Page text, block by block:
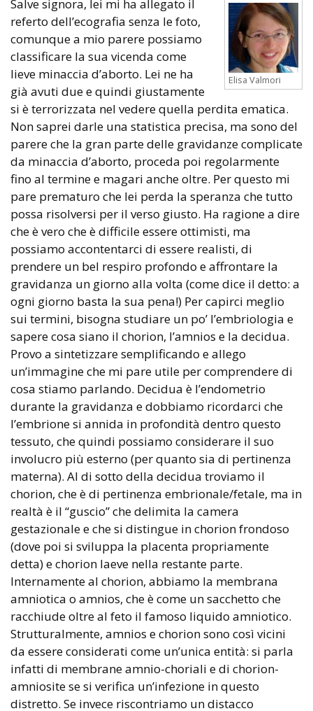
Elisa Valmori
Salve signora, lei mi ha allegato il
referto dell’ecografia senza le foto,
comunque a mio parere possiamo
classificare la sua vicenda come
lieve minaccia d’aborto. Lei ne ha
già avuti due e quindi giustamente
si è terrorizzata nel vedere quella perdita ematica.
Non saprei darle una statistica precisa, ma sono del
parere che la gran parte delle gravidanze complicate
da minaccia d’aborto, proceda poi regolarmente
fino al termine e magari anche oltre. Per questo mi
pare prematuro che lei perda la speranza che tutto
possa risolversi per il verso giusto. Ha ragione a dire
che è vero che è difficile essere ottimisti, ma
possiamo accontentarci di essere realisti, di
prendere un bel respiro profondo e affrontare la
gravidanza un giorno alla volta (come dice il detto: a
ogni giorno basta la sua pena!) Per capirci meglio
sui termini, bisogna studiare un po’ l’embriologia e
sapere cosa siano il chorion, l’amnios e la decidua.
Provo a sintetizzare semplificando e allego
un’immagine che mi pare utile per comprendere di
cosa stiamo parlando. Decidua è l’endometrio
durante la gravidanza e dobbiamo ricordarci che
l’embrione si annida in profondità dentro questo
tessuto, che quindi possiamo considerare il suo
involucro più esterno (per quanto sia di pertinenza
materna). Al di sotto della decidua troviamo il
chorion, che è di pertinenza embrionale/fetale, ma in
realtà è il “guscio” che delimita la camera
gestazionale e che si distingue in chorion frondoso
(dove poi si sviluppa la placenta propriamente
detta) e chorion laeve nella restante parte.
Internamente al chorion, abbiamo la membrana
amniotica o amnios, che è come un sacchetto che
racchiude oltre al feto il famoso liquido amniotico.
Strutturalmente, amnios e chorion sono così vicini
da essere considerati come un’unica entità: si parla
infatti di membrane amnio-choriali e di chorion-
amniosite se si verifica un’infezione in questo
distretto. Se invece riscontriamo un distacco